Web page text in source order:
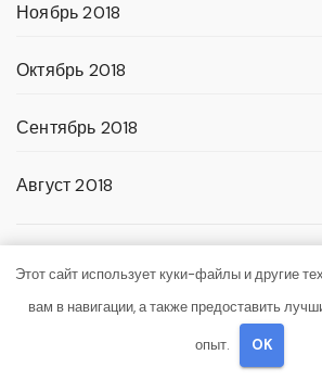
Ноябрь 2018
Октябрь 2018
Сентябрь 2018
Август 2018
Uncategorised
Этот сайт использует куки-файлы и другие
вам в навигации, а также предоставить
опыт. OK